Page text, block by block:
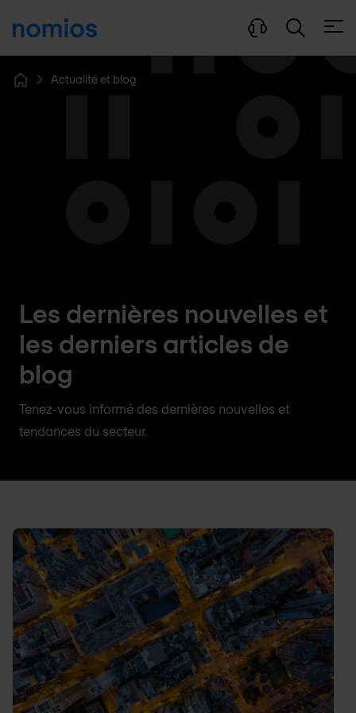
Actualité et blog
Les dernières nouvelles et
les derniers articles de
blog
Tenez-vous informé des dernières nouvelles et
tendances du secteur.